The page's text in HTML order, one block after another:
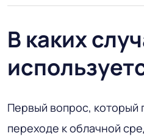
В каких
Первый вопрос, который
переходе к облачной